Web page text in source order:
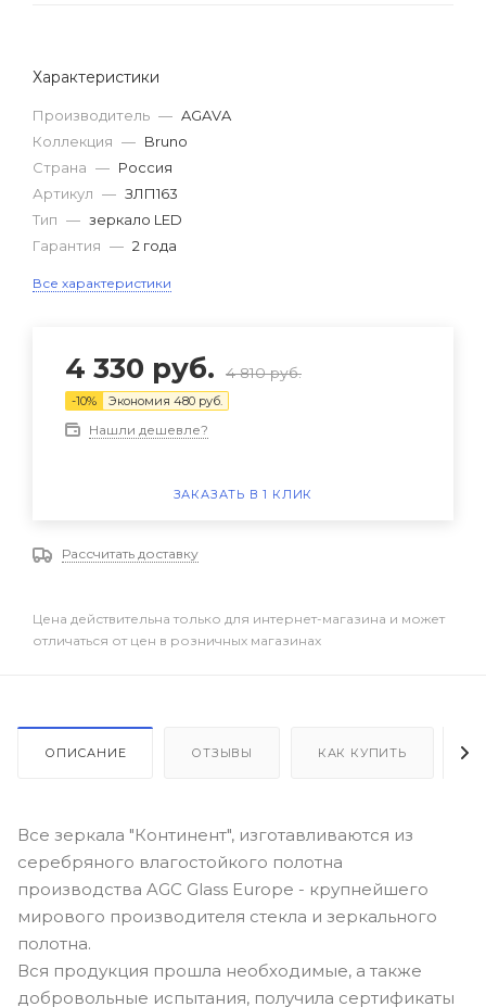
Характеристики
Производитель — AGAVA
Коллекция — Bruno
Страна — Россия
Артикул — ЗЛП163
Тип — зеркало LED
Гарантия — 2 года
Все характеристики
4 330 руб. 4 810руб.
-10% Экономия 480 руб.
Нашли дешевле?
ЗАКАЗАТЬ В 1 КЛИК
Рассчитать доставку
Цена действительна только для интернет-магазина и может
отличаться от цен в розничных магазинах
ОПИСАНИЕ ОТЗЫВЫ КАК КУПИТЬ
Все зеркала "Континент", изготавливаются из
серебряного влагостойкого полотна
производства AGC Glass Europe - крупнейшего
мирового производителя стекла и зеркального
полотна.
Вся продукция прошла необходимые, а также
добровольные испытания, получила сертификаты